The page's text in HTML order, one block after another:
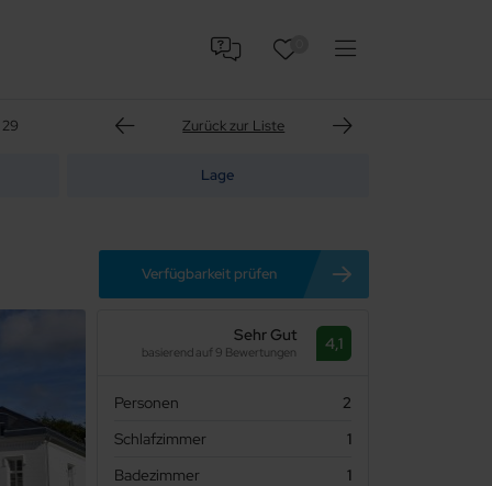
Zurück zur Liste
Lage
Verfügbarkeit prüfen
4,1
Sehr Gut
basierend auf 9 Bewertungen
Personen
2
Schlafzimmer
1
Badezimmer
1